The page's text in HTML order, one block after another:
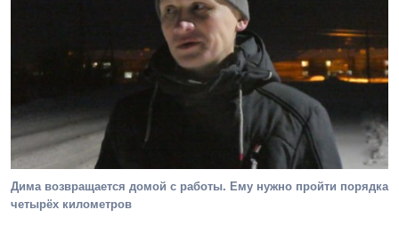
Дима возвращается домой с работы. Ему нужно пройти порядка
четырёх километров